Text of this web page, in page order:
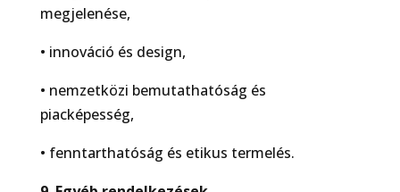
megjelenése,
• innováció és design,
• nemzetközi bemutathatóság és
piacképesség,
• fenntarthatóság és etikus termelés.